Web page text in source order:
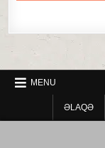
MENU
ƏLAQƏ